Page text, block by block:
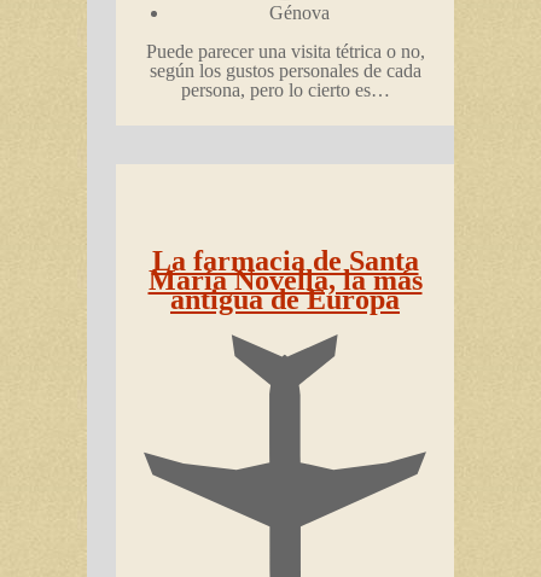
Génova
Puede parecer una visita tétrica o no,
según los gustos personales de cada
persona, pero lo cierto es…
La farmacia de Santa
María Novella, la más
antigua de Europa